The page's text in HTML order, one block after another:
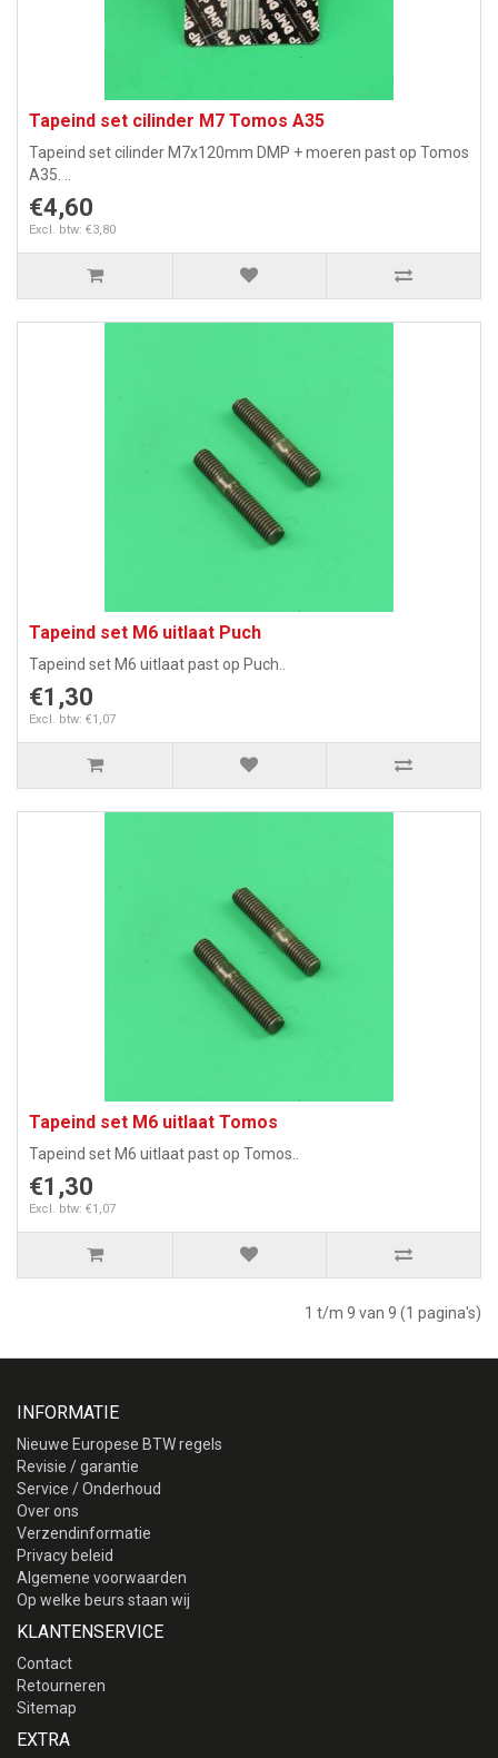
Tapeind set cilinder M7 Tomos A35
Tapeind set cilinder M7x120mm DMP + moeren past op Tomos
A35. ..
€4,60
Excl. btw: €3,80
Tapeind set M6 uitlaat Puch
Tapeind set M6 uitlaat past op Puch..
€1,30
Excl. btw: €1,07
Tapeind set M6 uitlaat Tomos
Tapeind set M6 uitlaat past op Tomos..
€1,30
Excl. btw: €1,07
1 t/m 9 van 9 (1 pagina's)
INFORMATIE
Nieuwe Europese BTW regels
Revisie / garantie
Service / Onderhoud
Over ons
Verzendinformatie
Privacy beleid
Algemene voorwaarden
Op welke beurs staan wij
KLANTENSERVICE
Contact
Retourneren
Sitemap
EXTRA